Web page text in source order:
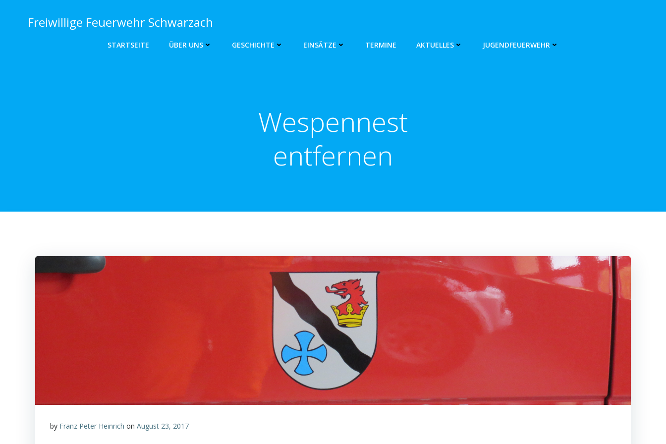
springenFreiwillige Feuerwehr Schwarzach
STARTSEITE ÜBER UNS GESCHICHTE EINSÄTZE TERMINE AKTUELLES JUGENDFEUERWEHR
Wespennest
entfernen
by Franz Peter Heinrich on August 23, 2017